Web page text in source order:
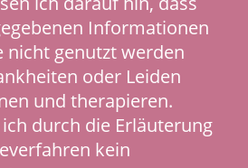
Informationen
nicht genutzt werden
oder Leiden
und therapieren.
durch die Erläuterung
kein